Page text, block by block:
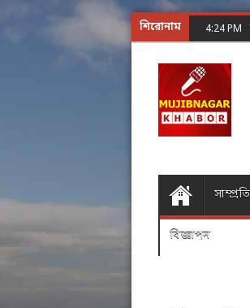
শিরোনাম 4:24 PM
বিজ্ঞাপন